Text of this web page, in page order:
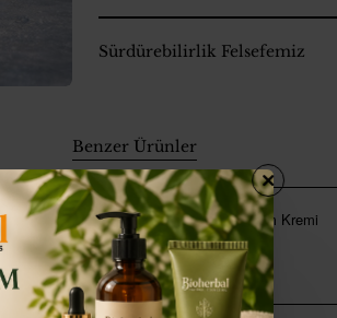
Sürdürebilirlik Felsefemiz
Benzer Ürünler
Onarıcı Bakım Kremi
₺1.400,00